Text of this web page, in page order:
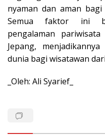
nyaman dan aman
Semua faktor ini
pengalaman
Jepang,
dunia bagi wisatawan
_Oleh: Ali Syarief_